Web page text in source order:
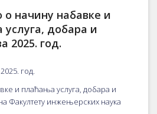
о начину набавке и
добара и
2025. год.
год.
и плаћања услуга, добара и
Факултету инжењерских наука